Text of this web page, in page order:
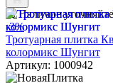
Наличие
-3%
Тротуарная плитка
колормикс Шунгит
Артикул: 1000942